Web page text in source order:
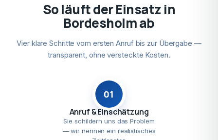
So läuft der Einsatz in
Bordesholm ab
Vier klare Schritte vom ersten Anruf bis zur Übergabe —
transparent, ohne versteckte Kosten.
01
Anruf & Einschätzung
Sie schildern uns das Problem
— wir nennen ein realistisches